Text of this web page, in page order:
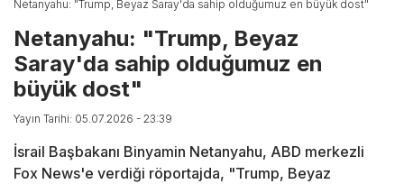
Netanyahu: "Trump, Beyaz Saray'da sahip olduğumuz en büyük dost"
Netanyahu: "Trump, Beyaz
Saray'da sahip olduğumuz en
büyük dost"
Yayın Tarihi: 05.07.2026 - 23:39
İsrail Başbakanı Binyamin Netanyahu, ABD merkezli
Fox News'e verdiği röportajda, "Trump, Beyaz